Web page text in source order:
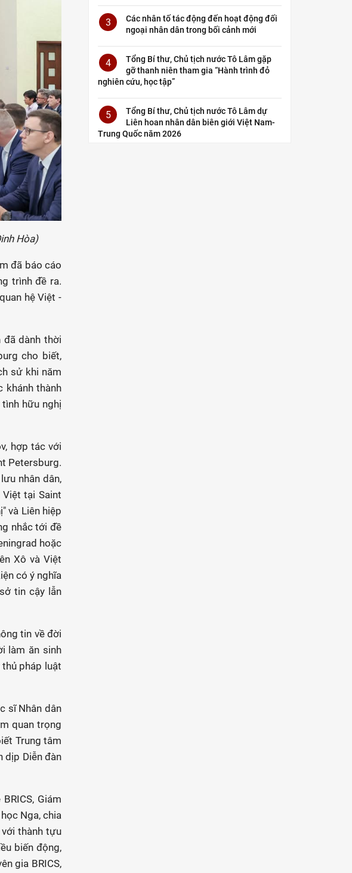
Hòa)
đã báo cáo
trình đề ra.
hệ Việt -
đã dành thời
cho biết,
sử khi năm
khánh thành
hữu nghị
hợp tác với
Petersburg.
nhân dân,
tại Saint
và Liên hiệp
nhắc tới đề
hoặc
Xô và Việt
có ý nghĩa
tin cậy lẫn
tin về đời
làm ăn sinh
pháp luật
sĩ Nhân dân
quan trọng
Trung tâm
dịp Diễn đàn
Giám
Nga, chia
thành tựu
biến động,
gia BRICS,
3
Các nhân tố tác động đến hoạt động đối
ngoại nhân dân trong bối cảnh mới
4
Tổng Bí thư, Chủ tịch nước Tô Lâm gặp
gỡ thanh niên tham gia “Hành trình đỏ
nghiên cứu, học tập”
5
Tổng Bí thư, Chủ tịch nước Tô Lâm dự
Liên hoan nhân dân biên giới Việt Nam-
Trung Quốc năm 2026